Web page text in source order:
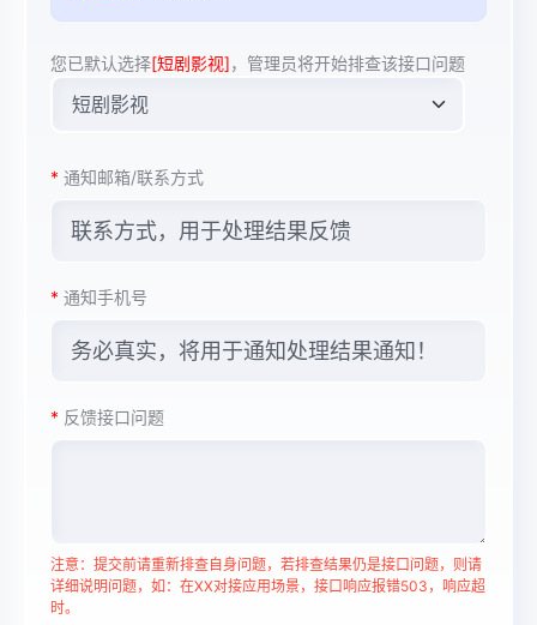
您已默认选择[短剧影视]，管理员将开始排查该接口问题
* 通知邮箱/联系方式
* 通知手机号
* 反馈接口问题
注意：提交前请重新排查自身问题，若排查结果仍是接口问题，则请
详细说明问题，如：在XX对接应用场景，接口响应报错503，响应超
时。